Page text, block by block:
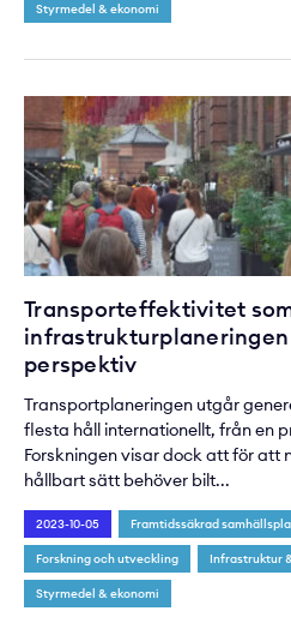
Styrmedel & ekonomi
Transporteffektivitet
perspektiv
Transportplaneringen utgår
flesta håll internationellt, från en
Forskningen visar dock att för att
hållbart sätt behöver bilt...
2023-10-05 Framtidssäkrad
Forskning och utveckling Infrastruktur
Styrmedel & ekonomi